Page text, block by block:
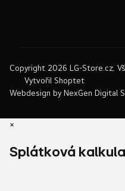
Webdesign by NexGen Digital
Vytvořil Shoptet
Copyright 2026 LG-Store.cz .
×
Splátková